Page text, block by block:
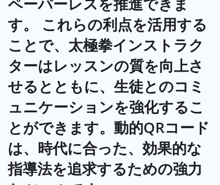
す。 これらの利点を活用する
ことで、太極拳インストラク
ターはレッスンの質を向上さ
せるとともに、生徒とのコミ
ュニケーションを強化するこ
とができます。動的QRコード
は、時代に合った、効果的な
指導法を追求するための強力